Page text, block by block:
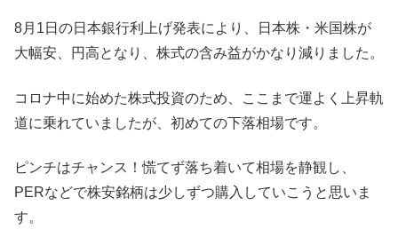
8月1日の日本銀行利上げ発表により、日本株・米国株が
大幅安、円高となり、株式の含み益がかなり減りました。
コロナ中に始めた株式投資のため、ここまで運よく上昇軌
道に乗れていましたが、初めての下落相場です。
ピンチはチャンス！慌てず落ち着いて相場を静観し、
PERなどで株安銘柄は少しずつ購入していこうと思いま
す。